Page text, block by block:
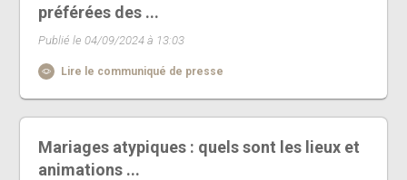
préférées des ...
Publié le 04/09/2024 à 13:03
Lire le communiqué de presse
Mariages atypiques : quels sont les lieux et
animations ...